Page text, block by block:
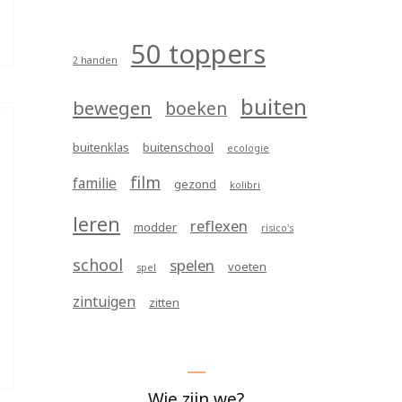
2 handen 50 toppers
bewegen boeken buiten
buitenklas buitenschool ecologie
familie film gezond kolibri
leren modder reflexen risico's
school spel spelen voeten
zintuigen zitten